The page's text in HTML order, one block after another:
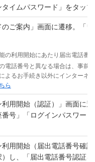
イムパスワード」をタップ
のご案内」画面に遷移。「
の利用開始にあたり届出電話番
電話番号と異なる場合は、事前
よるお手続き以外にインターネ
ら
利用開始（認証）」画面に
号」「ログインパスワー
利用開始（届出電話番号確
し、「届出電話番号認証